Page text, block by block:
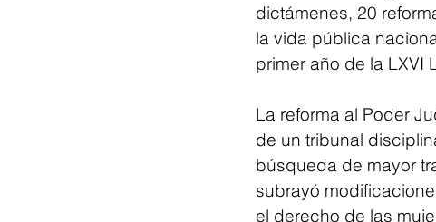
dictámenes, 20
la vida pública
primer año de la LXVI
La reforma al Poder
de un tribunal
búsqueda de mayor
subrayó
el derecho de las